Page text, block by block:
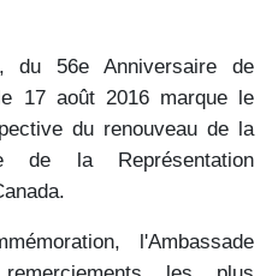
du 56e Anniversaire de
17 août 2016 marque le
du renouveau de la
de la Représentation
l'Ambassade